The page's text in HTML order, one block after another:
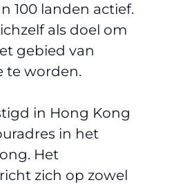
100 landen actief.
als doel om
gebied van
te worden.
in Hong Kong
in het
Het
zich op zowel